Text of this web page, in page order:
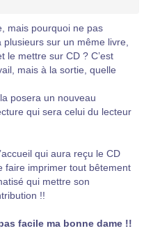
mais pourquoi ne pas
plusieurs sur un même livre,
le mettre sur CD ? C’est
mais à la sortie, quelle
posera un nouveau
qui sera celui du lecteur
qui aura reçu le CD
faire imprimer tout bêtement
qui mettre son
!!
facile ma bonne dame !!